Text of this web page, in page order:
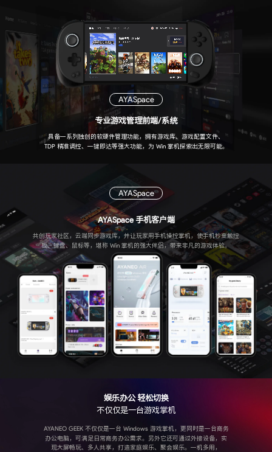
AYASpace
专业游戏管理前端/系统
具备一系列独创的软硬件管理功能，拥有游戏库、游戏配置文件、
TDP 精准调控、一键即达等强大功能，为 Win 掌机探索出无限可能。
AYASpace
AYASpace 手机客户端
共创玩家社区，云端同步游戏库，并让玩家用手机操控掌机，使手机秒变触控
板、键盘、鼠标等，堪称 Win 掌机的强大伴侣，带来非凡的游戏体验。
娱乐办公 轻松切换
不仅仅是一台游戏掌机
AYANEO GEEK 不仅仅是一台 Windows 游戏掌机，更同时是一台商务
办公电脑，可满足日常商务办公需求。另外它还可通过外接设备，实
现大屏畅玩、多人共享，打造家庭娱乐、聚会娱乐。一机多用，